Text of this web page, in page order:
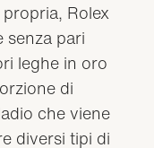
Rolex
senza pari
leghe in oro
di
che viene
diversi tipi di